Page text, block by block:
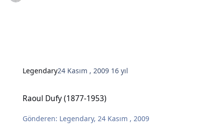
Legendary24 Kasım , 2009 16 yıl
Raoul Dufy (1877-1953)
Gönderen: Legendary, 24 Kasım , 2009